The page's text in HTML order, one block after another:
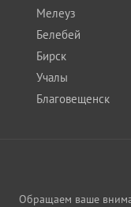
Мелеуз
Белебей
Бирск
Учалы
Благовещенск
Обращаем ваше